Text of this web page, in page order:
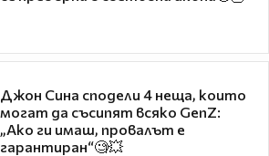
Джон Сина сподели 4 неща, които
могат да съсипят всяко GenZ:
„Ако ги имаш, провалът е
гарантиран“🧐💥